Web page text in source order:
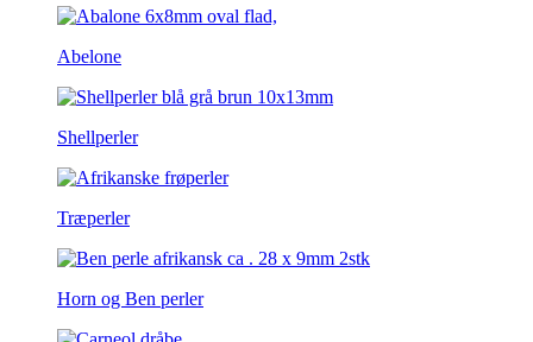
Abelone
Shellperler
Træperler
Horn og Ben perler